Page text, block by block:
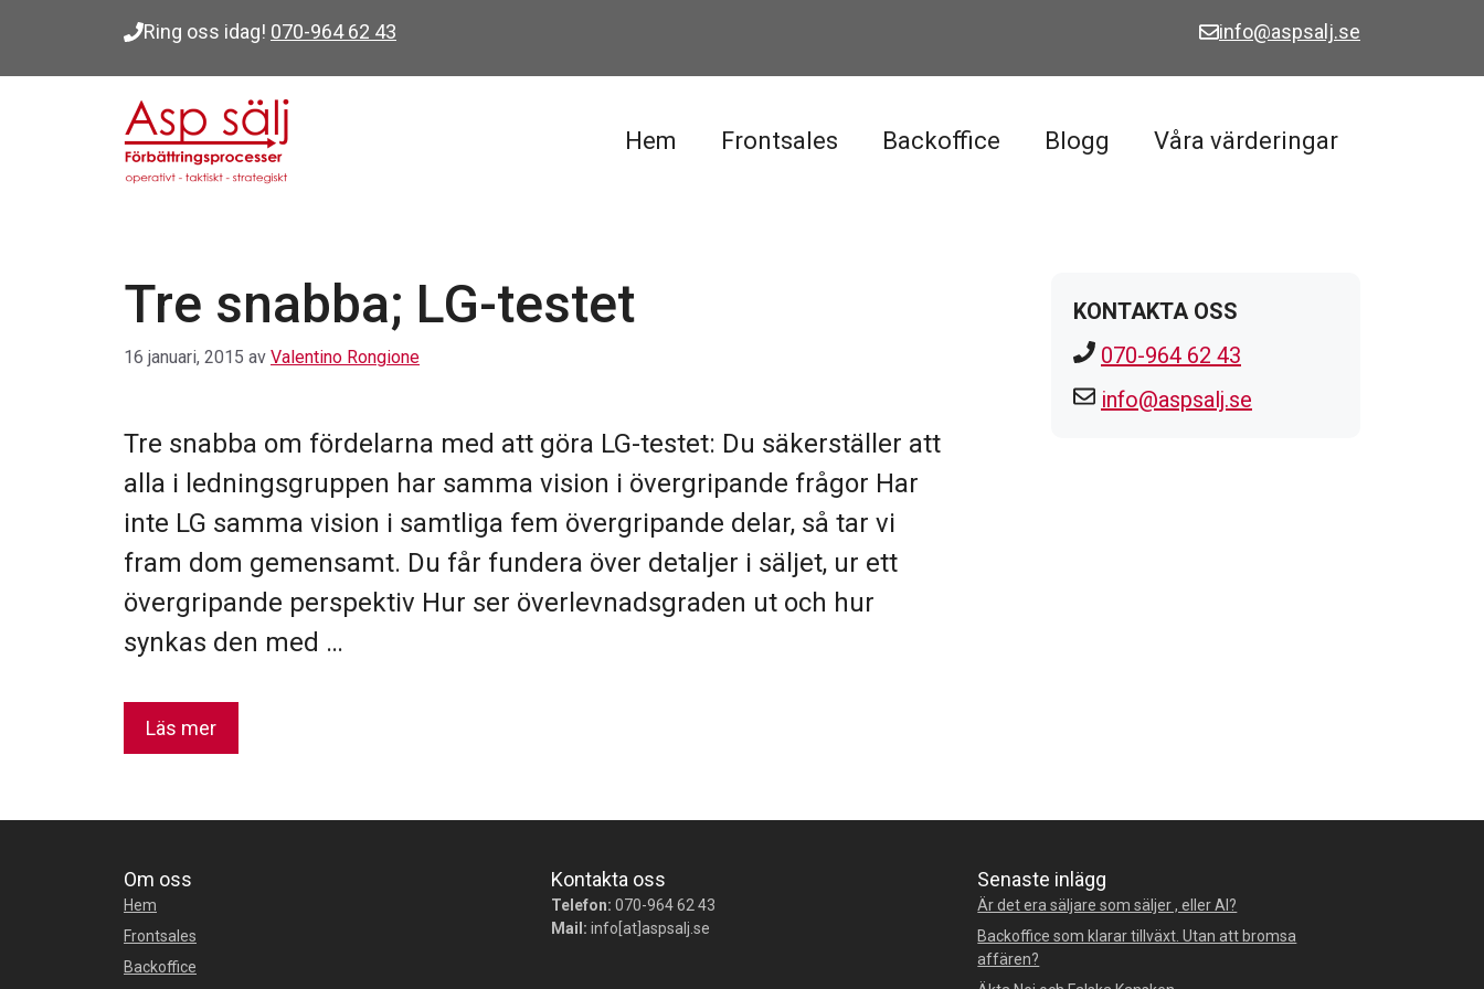
info@aspsalj.se
Ring oss idag! 070-964 62 43
Hem Frontsales Backoffice Blogg Våra värderingar
Tre snabba; LG-testet
16 januari, 2015 av Valentino Rongione
Tre snabba om fördelarna med att göra LG-testet: Du säkerställer att
alla i ledningsgruppen har samma vision i övergripande frågor Har
inte LG samma vision i samtliga fem övergripande delar, så tar vi
fram dom gemensamt. Du får fundera över detaljer i säljet, ur ett
övergripande perspektiv Hur ser överlevnadsgraden ut och hur
synkas den med …
Läs mer
KONTAKTA OSS
070-964 62 43
info@aspsalj.se
Om oss
Hem
Frontsales
Backoffice
Kontakta oss
Telefon: 070-964 62 43
Mail: info[at]aspsalj.se
Senaste inlägg
Är det era säljare som säljer , eller AI?
Backoffice som klarar tillväxt. Utan att bromsa
affären?